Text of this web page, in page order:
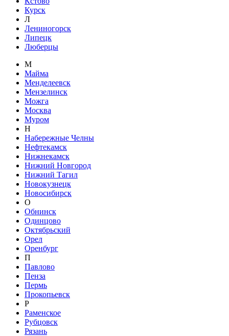
Курск
Л
Лениногорск
Липецк
Люберцы
М
Майма
Менделеевск
Мензелинск
Можга
Москва
Муром
Н
Набережные Челны
Нефтекамск
Нижнекамск
Нижний Новгород
Нижний Тагил
Новокузнецк
Новосибирск
О
Обнинск
Одинцово
Октябрьский
Орел
Оренбург
П
Павлово
Пенза
Пермь
Прокопьевск
Р
Раменское
Рубцовск
Рязань